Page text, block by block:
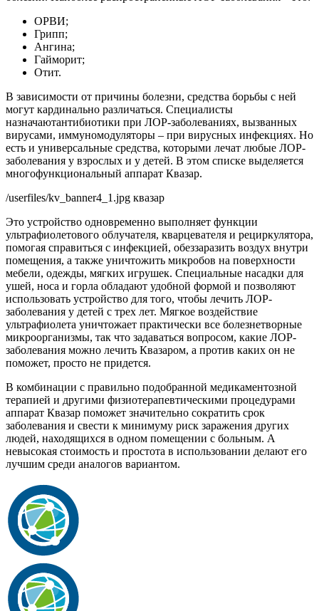
ОРВИ;
Грипп;
Ангина;
Гайморит;
Отит.
В зависимости от причины болезни, средства борьбы с ней
могут кардинально различаться. Специалисты
назначаютантибиотики при ЛОР-заболеваниях, вызванных
вирусами, иммуномодуляторы – при вирусных инфекциях. Но
есть и универсальные средства, которыми лечат любые ЛОР-
заболевания у взрослых и у детей. В этом списке выделяется
многофункциональный аппарат Квазар.
/userfiles/kv_banner4_1.jpg квазар
Это устройство одновременно выполняет функции
ультрафиолетового облучателя, кварцевателя и рециркулятора,
помогая справиться с инфекцией, обеззаразить воздух внутри
помещения, а также уничтожить микробов на поверхности
мебели, одежды, мягких игрушек. Специальные насадки для
ушей, носа и горла обладают удобной формой и позволяют
использовать устройство для того, чтобы лечить ЛОР-
заболевания у детей с трех лет. Мягкое воздействие
ультрафиолета уничтожает практически все болезнетворные
микроорганизмы, так что задаваться вопросом, какие ЛОР-
заболевания можно лечить Квазаром, а против каких он не
поможет, просто не придется.
В комбинации с правильно подобранной медикаментозной
терапией и другими физиотерапевтическими процедурами
аппарат Квазар поможет значительно сократить срок
заболевания и свести к минимуму риск заражения других
людей, находящихся в одном помещении с больным. А
невысокая стоимость и простота в использовании делают его
лучшим среди аналогов вариантом.